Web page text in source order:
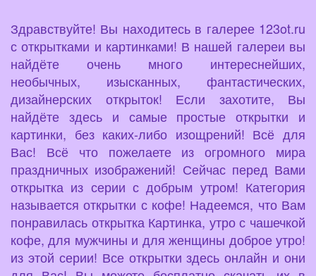
Здравствуйте! Вы находитесь в галерее 123ot.ru
с открытками и картинками! В нашей галереи вы
найдёте очень много интереснейших,
необычных, изысканных, фантастических,
дизайнерских открыток! Если захотите, Вы
найдёте здесь и самые простые открытки и
картинки, без каких-либо изощрений! Всё для
Вас! Всё что пожелаете из огромного мира
праздничных изображений! Сейчас перед Вами
открытка из серии с добрым утром! Категория
называется открытки с кофе! Надеемся, что Вам
понравилась открытка Картинка, утро с чашечкой
кофе, для мужчины и для женщины доброе утро!
из этой серии! Все открытки здесь онлайн и они